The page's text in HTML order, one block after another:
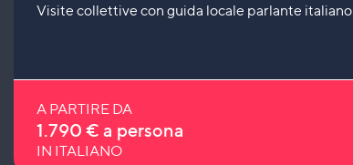
Visite collettive con guida locale parlante italiano
A PARTIRE DA
1.790 € a persona
IN ITALIANO